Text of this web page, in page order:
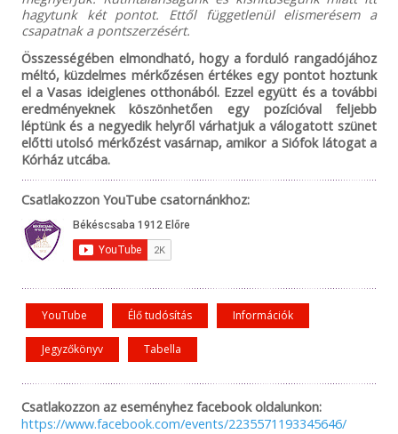
hagytunk két pontot. Ettől függetlenül elismerésem a
csapatnak a pontszerzésért.
Összességében elmondható, hogy a forduló rangadójához
méltó, küzdelmes mérkőzésen értékes egy pontot hoztunk
el a Vasas ideiglenes otthonából. Ezzel együtt és a további
eredményeknek köszönhetően egy pozícióval feljebb
léptünk és a negyedik helyről várhatjuk a válogatott szünet
előtti utolsó mérkőzést vasárnap, amikor a Siófok látogat a
Kórház utcába.
Csatlakozzon YouTube csatornánkhoz:
YouTube Élő tudósítás Információk
Jegyzőkönyv Tabella
Csatlakozzon az eseményhez facebook oldalunkon:
https://www.facebook.com/events/2235571193345646/